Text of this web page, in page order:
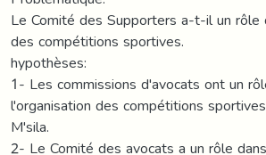
Le Comité des Supporters a-t-il un rôle
des compétitions sportives.
hypothèses:
1- Les commissions d'avocats ont un
l'organisation des compétitions
M'sila.
2- Le Comité des avocats a un rôle